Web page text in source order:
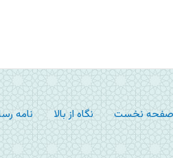
نخست نگاه از بالا نامه